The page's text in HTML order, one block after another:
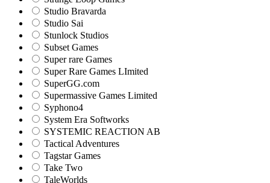
Studio Bravarda
Studio Sai
Stunlock Studios
Subset Games
Super rare Games
Super Rare Games LImited
SuperGG.com
Supermassive Games Limited
Syphono4
System Era Softworks
SYSTEMIC REACTION AB
Tactical Adventures
Tagstar Games
Take Two
TaleWorlds